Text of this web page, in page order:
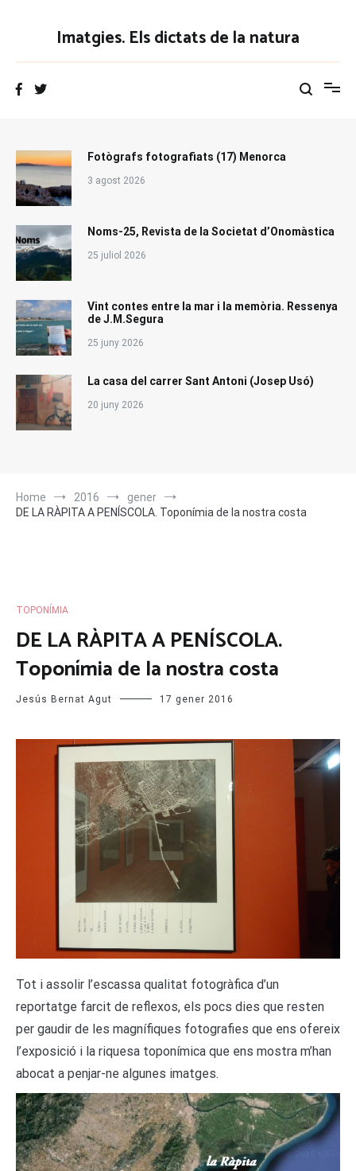
Imatgies. Els dictats de la natura
Fotògrafs fotografiats (17) Menorca
3 agost 2026
Noms-25, Revista de la Societat d’Onomàstica
25 juliol 2026
Vint contes entre la mar i la memòria. Ressenya
de J.M.Segura
25 juny 2026
La casa del carrer Sant Antoni (Josep Usó)
20 juny 2026
Home 2016
gener
DE LA RÀPITA A PENÍSCOLA. Toponímia de la nostra costa
TOPONÍMIA
DE LA RÀPITA A PENÍSCOLA.
Toponímia de la nostra costa
Jesús Bernat Agut 17 gener 2016
Tot i assolir l’escassa qualitat fotogràfica d’un
reportatge farcit de reflexos, els pocs dies que resten
per gaudir de les magnífiques fotografies que ens ofereix
l’exposició i la riquesa toponímica que ens mostra m’han
abocat a penjar-ne algunes imatges.